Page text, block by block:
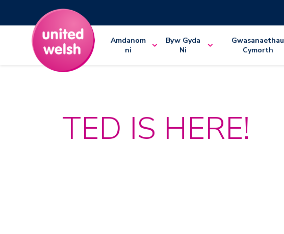
Amdanom
ni
Byw Gyda
Ni
Gwasanaethau
Cymorth
TED IS HERE!